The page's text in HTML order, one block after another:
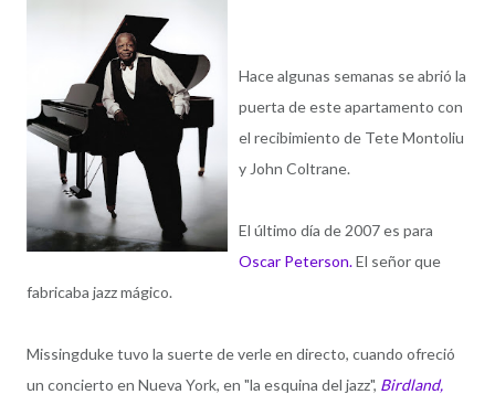
Hace algunas semanas se abrió la
puerta de este apartamento con
el recibimiento de Tete Montoliu
y John Coltrane.
El último día de 2007 es para
Oscar Peterson.El señor que
fabricaba jazz mágico.
Missingduke tuvo la suerte de verle en directo, cuando ofreció
un concierto en Nueva York, en "la esquina del jazz", Birdland,